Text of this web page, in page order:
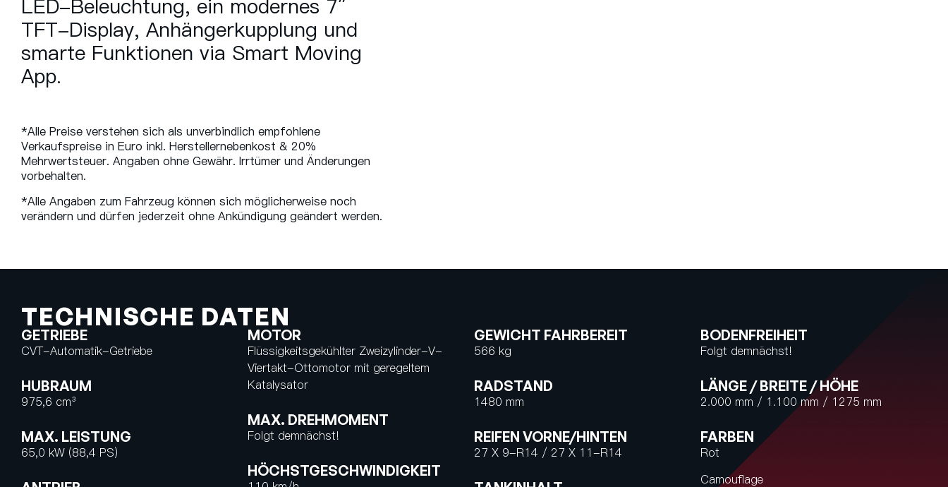
LED-Beleuchtung, ein modernes 7″
TFT-Display, Anhängerkupplung und
smarte Funktionen via Smart Moving
App.
*Alle Preise verstehen sich als unverbindlich empfohlene
Verkaufspreise in Euro inkl. Herstellernebenkost & 20%
Mehrwertsteuer. Angaben ohne Gewähr. Irrtümer und Änderungen
vorbehalten.
*Alle Angaben zum Fahrzeug können sich möglicherweise noch
verändern und dürfen jederzeit ohne Ankündigung geändert werden.
TECHNISCHE DATEN
GETRIEBE
CVT-Automatik-Getriebe
HUBRAUM
975,6 cm³
MAX. LEISTUNG
65,0 kW (88,4 PS)
MOTOR
Flüssigkeitsgekühlter Zweizylinder-V-
Viertakt-Ottomotor mit geregeltem
Katalysator
MAX. DREHMOMENT
Folgt demnächst!
HÖCHSTGESCHWINDIGKEIT
GEWICHT FAHRBEREIT
566 kg
RADSTAND
1480 mm
REIFEN VORNE/HINTEN
27 X 9-R14 / 27 X 11-R14
BODENFREIHEIT
Folgt demnächst!
LÄNGE / BREITE / HÖHE
2.000 mm / 1.100 mm / 1275 mm
FARBEN
Rot
Camouflage